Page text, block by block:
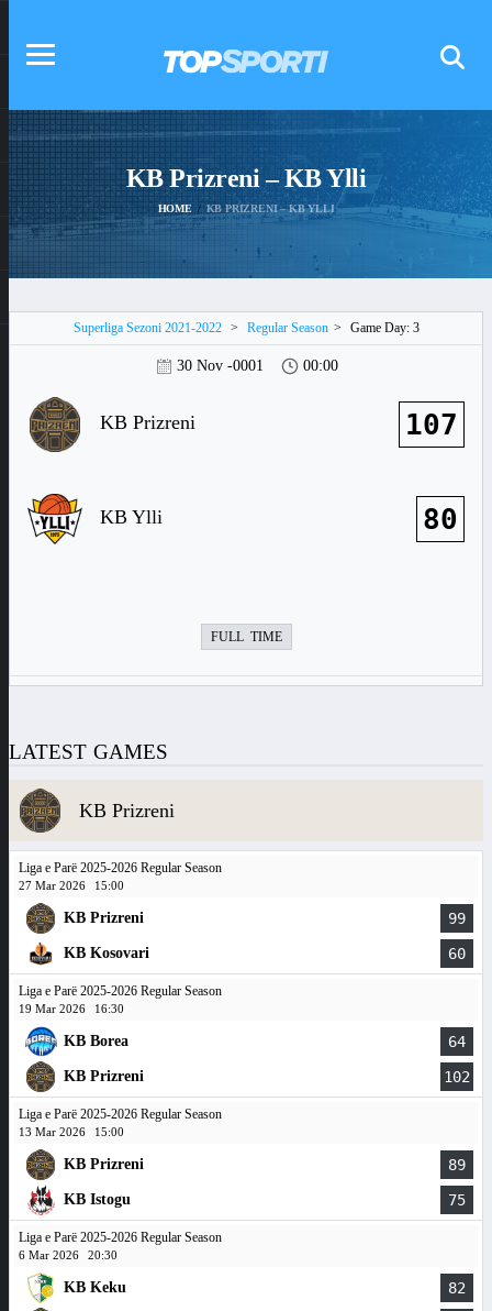
KB Prizreni – KB Ylli
HOME KB PRIZRENI – KB YLLI
Superliga Sezoni 2021-2022 > Regular Season > Game Day: 3
30 Nov -0001 00:00
KB Prizreni 107
KB Ylli 80
FULL TIME
LATEST GAMES
KB Prizreni
Liga e Parë 2025-2026 Regular Season
27 Mar 2026 15:00
KB Prizreni 99
KB Kosovari 60
Liga e Parë 2025-2026 Regular Season
19 Mar 2026 16:30
KB Borea 64
KB Prizreni 102
Liga e Parë 2025-2026 Regular Season
13 Mar 2026 15:00
KB Prizreni 89
KB Istogu 75
Liga e Parë 2025-2026 Regular Season
6 Mar 2026 20:30
KB Keku 82